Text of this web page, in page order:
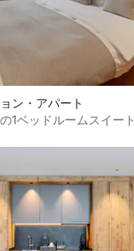
ン・アパート
1ベッドルームスイート